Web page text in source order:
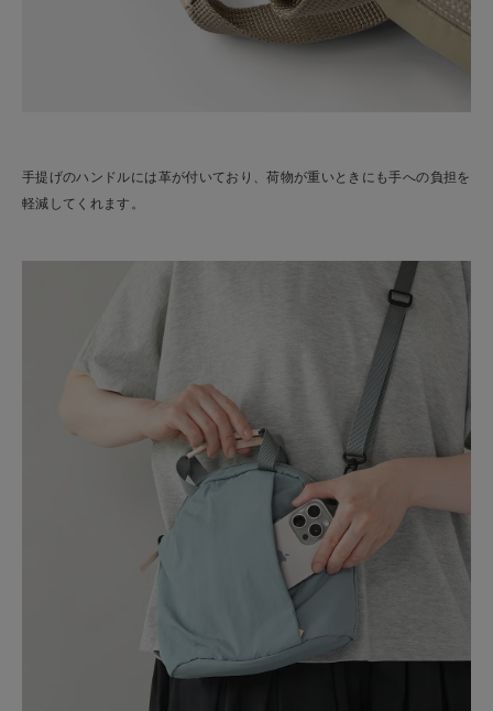
手提げのハンドルには革が付いており、荷物が重いときにも手への負担を
軽減してくれます。